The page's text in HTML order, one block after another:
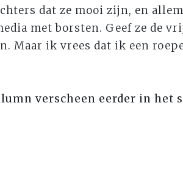
dat ze mooi zijn, en
met borsten. Geef ze de
Maar ik vrees dat ik een
verscheen eerder in het